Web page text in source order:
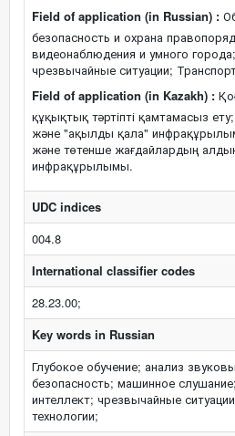
Field of application (in Russian) :
безопасность и охрана
видеонаблюдения и умного
чрезвычайные ситуации;
Field of application (in Kazakh) :
құқықтық тәртіпті қамтамасыз
және "ақылды қала"
және төтенше жағдайлардың
инфрақұрылымы.
UDC indices
004.8
International classifier codes
28.23.00;
Key words in Russian
Глубокое обучение; анализ
безопасность; машинное
интеллект; чрезвычайные
технологии;